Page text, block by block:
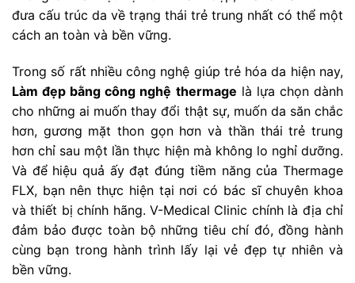
đưa cấu trúc da về trạng thái trẻ trung nhất có thể một
cách an toàn và bền vững.
Trong số rất nhiều công nghệ giúp trẻ hóa da hiện nay,
Làm đẹp bằng công nghệ thermage là lựa chọn dành
cho những ai muốn thay đổi thật sự, muốn da săn chắc
hơn, gương mặt thon gọn hơn và thần thái trẻ trung
hơn chỉ sau một lần thực hiện mà không lo nghỉ dưỡng.
Và để hiệu quả ấy đạt đúng tiềm năng của Thermage
FLX, bạn nên thực hiện tại nơi có bác sĩ chuyên khoa
và thiết bị chính hãng. V-Medical Clinic chính là địa chỉ
đảm bảo được toàn bộ những tiêu chí đó, đồng hành
cùng bạn trong hành trình lấy lại vẻ đẹp tự nhiên và
bền vững.